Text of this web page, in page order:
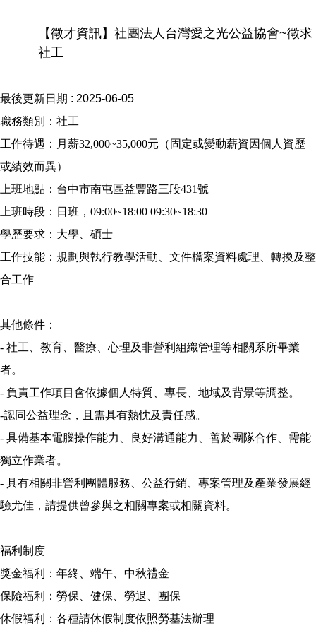
【徵才資訊】社團法人台灣愛之光公益協會~徵求
社工
最後更新日期 : 2025-06-05
職務類別：社工
工作待遇：月薪32,000~35,000元（固定或變動薪資因個人資歷
或績效而異）
上班地點：台中市南屯區益豐路三段431號
上班時段：日班，09:00~18:00 09:30~18:30
學歷要求：大學、碩士
工作技能：規劃與執行教學活動、文件檔案資料處理、轉換及整
合工作
其他條件：
- 社工、教育、醫療、心理及非營利組織管理等相關系所畢業
者。
- 負責工作項目會依據個人特質、專長、地域及背景等調整。
-認同公益理念，且需具有熱忱及責任感。
- 具備基本電腦操作能力、良好溝通能力、善於團隊合作、需能
獨立作業者。
- 具有相關非營利團體服務、公益行銷、專案管理及產業發展經
驗尤佳，請提供曾參與之相關專案或相關資料。
福利制度
獎金福利：年終、端午、中秋禮金
保險福利：勞保、健保、勞退、團保
休假福利：各種請休假制度依照勞基法辦理